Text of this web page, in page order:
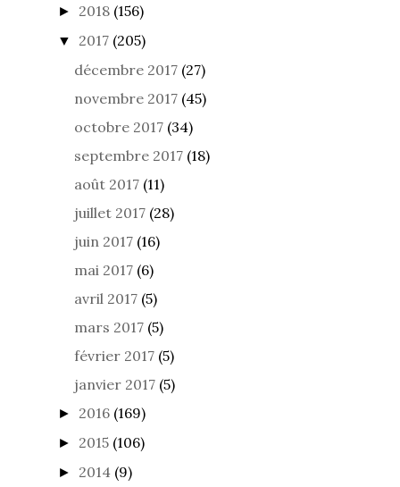
► 2018 (156)
▼ 2017 (205)
décembre 2017 (27)
novembre 2017 (45)
octobre 2017 (34)
septembre 2017 (18)
août 2017 (11)
juillet 2017 (28)
juin 2017 (16)
mai 2017 (6)
avril 2017 (5)
mars 2017 (5)
février 2017 (5)
janvier 2017 (5)
► 2016 (169)
► 2015 (106)
► 2014 (9)